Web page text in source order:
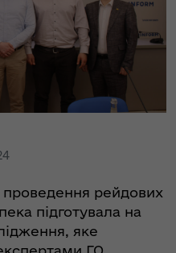
рейдових
підготувала на
яке